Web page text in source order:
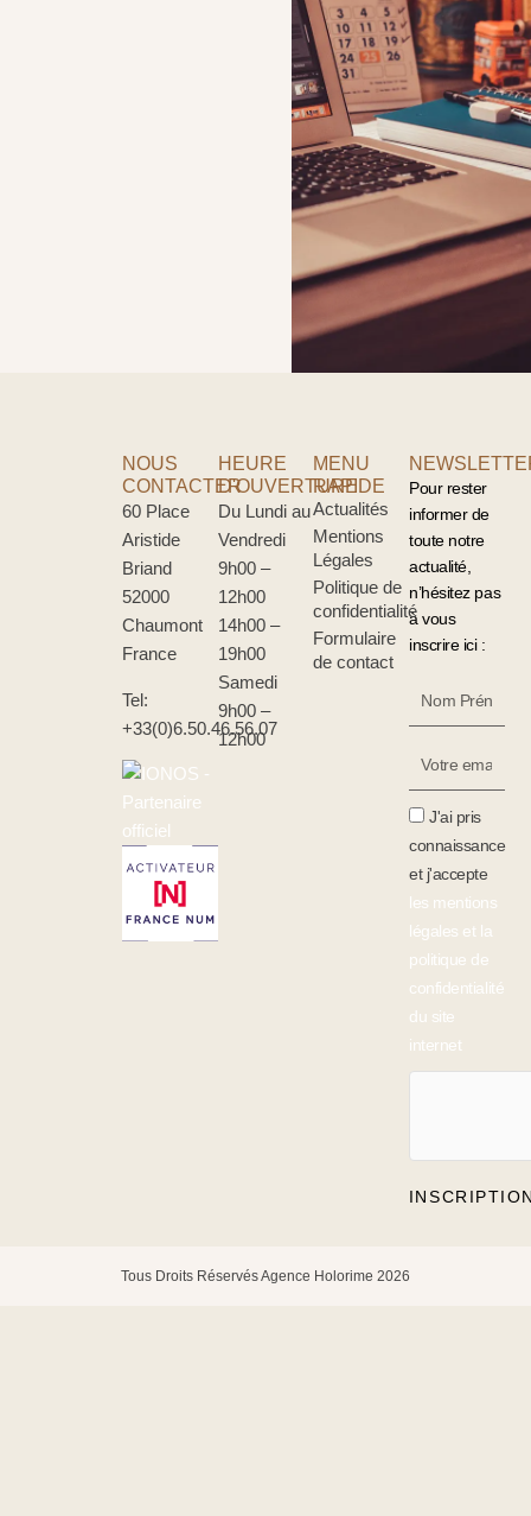
NOUS
CONTACTER
60 Place
Aristide
Briand
52000
Chaumont
France
Tel:
+33(0)6.50.46.56.07
HEURE
D'OUVERTURE
Du Lundi au
Vendredi
9h00 –
12h00
14h00 –
19h00
Samedi
9h00 –
12h00
MENU
RAPIDE
Actualités
Mentions
Légales
Politique de
confidentialité
Formulaire
de contact
Pour rester
informer de
toute notre
actualité,
n’hésitez pas
à vous
inscrire ici :
J'ai pris
connaissance
et j'accepte
les mentions
légales et la
politique de
confidentialité
du site
internet
Tous Droits Réservés Agence Holorime 2026